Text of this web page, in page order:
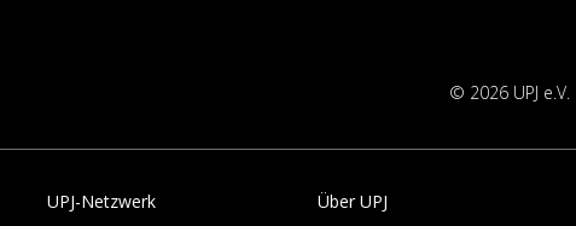
© 2026 UPJ e.V.
UPJ-Netzwerk
Über UPJ